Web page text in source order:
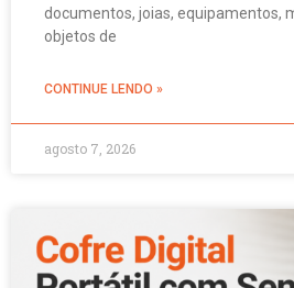
documentos, joias, equipamentos,
objetos de
CONTINUE LENDO »
agosto 7, 2026